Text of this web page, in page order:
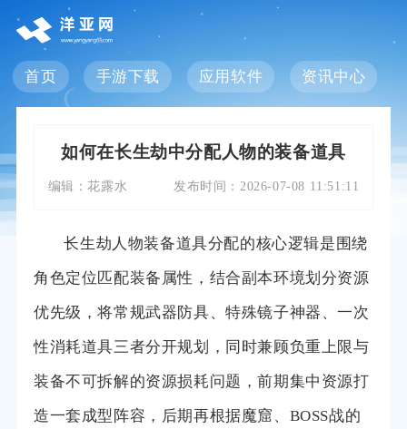
首页 手游下载 应用软件 资讯中心
如何在长生劫中分配人物的装备道具
编辑：花露水 发布时间： 2026-07-08 11:51:11
长生劫人物装备道具分配的核心逻辑是围绕
角色定位匹配装备属性，结合副本环境划分资源
优先级，将常规武器防具、特殊镜子神器、一次
性消耗道具三者分开规划，同时兼顾负重上限与
装备不可拆解的资源损耗问题，前期集中资源打
造一套成型阵容，后期再根据魔窟、BOSS战的